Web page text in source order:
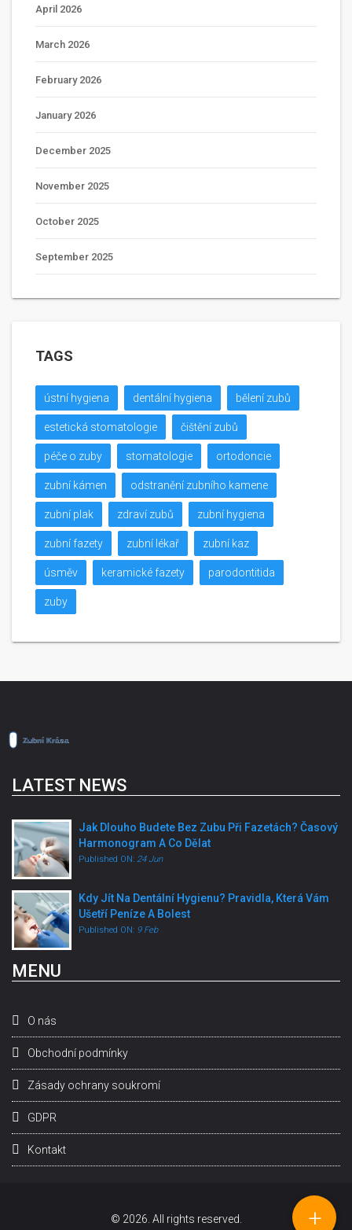
April 2026
March 2026
February 2026
January 2026
December 2025
November 2025
October 2025
September 2025
TAGS
ústní hygiena dentální hygiena bělení zubů
estetická stomatologie čištění zubů
péče o zuby stomatologie ortodoncie
zubní kámen odstranění zubního kamene
zubní plak zdraví zubů zubní hygiena
zubní fazety zubní lékař zubní kaz
úsměv keramické fazety parodontitida
zuby
LATEST NEWS
Jak Dlouho Budete Bez Zubu Při Fazetách? Časový
Harmonogram A Co Dělat
Published ON: 24 Jun
Kdy Jít Na Dentální Hygienu? Pravidla, Která Vám
Ušetří Peníze A Bolest
Published ON: 9 Feb
MENU
O nás
Obchodní podmínky
Zásady ochrany soukromí
GDPR
Kontakt
© 2026. All rights reserved. +